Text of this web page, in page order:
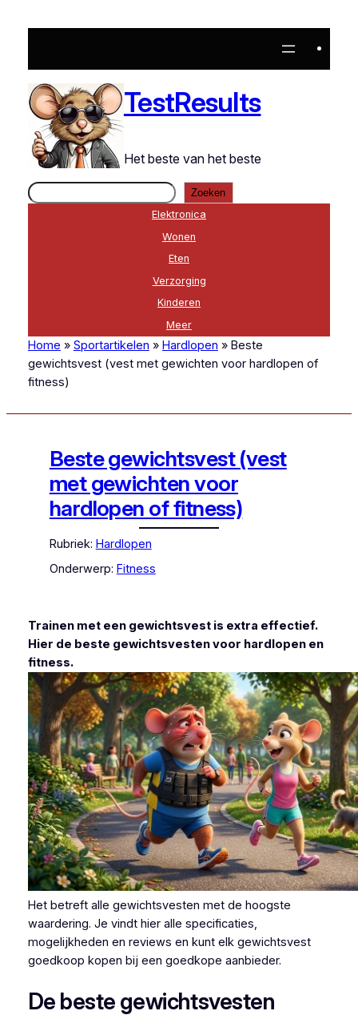
naar
inhoud
TestResults
Het beste van het beste
Zoeken
Zoeken
Elektronica
Wonen
Eten
Verzorging
Kinderen
Meer
Home » Sportartikelen » Hardlopen »Beste
gewichtsvest (vest met gewichten voor hardlopen of
fitness)
Beste gewichtsvest (vest
met gewichten voor
hardlopen of fitness)
Rubriek: Hardlopen
Onderwerp: Fitness
Trainen met een gewichtsvest is extra effectief.
Hier de beste gewichtsvesten voor hardlopen en
fitness.
Het betreft alle gewichtsvesten met de hoogste
waardering. Je vindt hier alle specificaties,
mogelijkheden en reviews en kunt elk gewichtsvest
goedkoop kopen bij een goedkope aanbieder.
De beste gewichtsvesten